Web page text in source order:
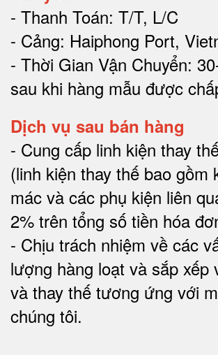
- Thanh Toán: T/T, L/C
- Cảng: Haiphong Port,
- Thời Gian Vận Chuyển:
sau khi hàng mẫu được
Dịch vụ sau bán hàng
- Cung cấp linh kiện thay
(linh kiện thay thế bao gồm
mác và các phụ kiện liên
2% trên tổng số tiền hóa
- Chịu trách nhiệm về các
lượng hàng loạt và sắp xếp
và thay thế tương ứng với
chúng tôi.